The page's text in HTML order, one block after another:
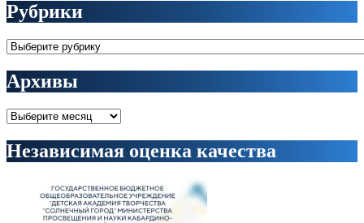
Рубрики
Рубрики
Архивы
Архивы
Независимая оценка качества